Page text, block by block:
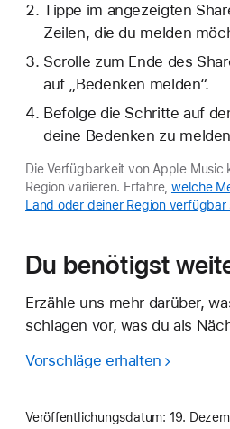
Tippe im angezeigten
Zeilen, die du melden
Scrolle zum Ende des
auf „Bedenken melden“.
Befolge die Schritte auf
deine Bedenken zu
Die Verfügbarkeit von Apple Music
Region variieren. Erfahre, welche
Land oder deiner Region verfügbar
Du benötigst
Erzähle uns mehr darüber,
schlagen vor, was du als
Vorschläge erhalten
Veröffentlichungsdatum: 19.